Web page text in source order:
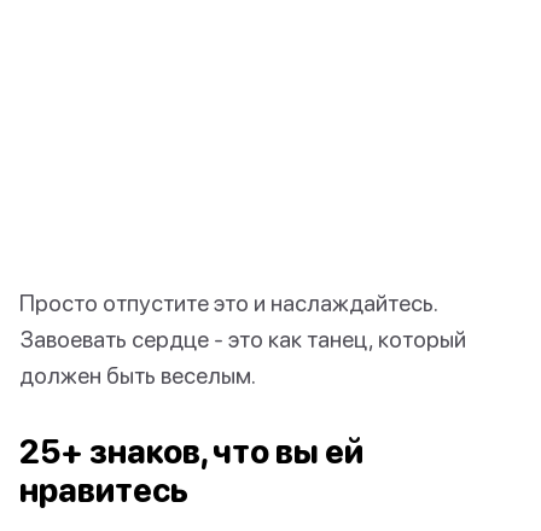
Просто отпустите это и наслаждайтесь.
Завоевать сердце - это как танец, который
должен быть веселым.
25+ знаков, что вы ей
нравитесь